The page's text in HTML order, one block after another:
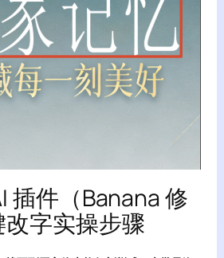
插件（Banana 修
改字实操步骤